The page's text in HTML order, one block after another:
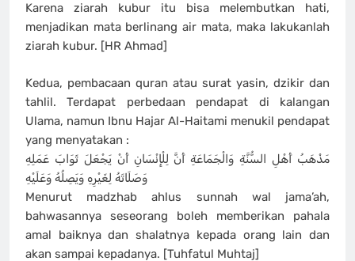
Karena ziarah kubur itu bisa melembutkan hati,
menjadikan mata berlinang air mata, maka lakukanlah
ziarah kubur. [HR Ahmad]
Kedua, pembacaan quran atau surat yasin, dzikir dan
tahlil. Terdapat perbedaan pendapat di kalangan
Ulama, namun Ibnu Hajar Al-Haitami menukil pendapat
yang menyatakan :
مَذْهَبُ أَهْلِ السُّنَّةِ وَالْجَمَاعَةِ أَنَّ لِلْإِنْسَانِ أَنْ يَجْعَلَ ثَوَابَ عَمَلِهِ
وَصَلَاتَهُ لِغَيْرِهِ وَيَصِلُهُ وَعَلَيْهِ
Menurut madzhab ahlus sunnah wal jama’ah,
bahwasannya seseorang boleh memberikan pahala
amal baiknya dan shalatnya kepada orang lain dan
akan sampai kepadanya. [Tuhfatul Muhtaj]